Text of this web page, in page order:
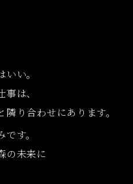
い。
は、
り合わせにあります。
す。
の未来に